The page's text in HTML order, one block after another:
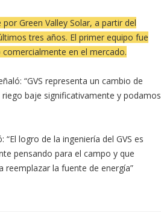
Green Valley Solar, a partir del
tres años. El primer equipo fue
en el mercado.
“GVS representa un cambio de
baje significativamente y podamos
logro de la ingeniería del GVS es
pensando para el campo y que
la fuente de energía”